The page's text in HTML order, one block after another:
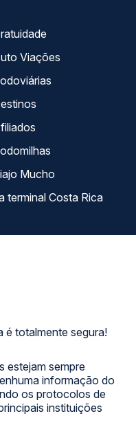
é totalmente segura!
estejam sempre
informação do
os protocolos de
instituições
Auto Viações
Mucho
La terminal Costa Rica